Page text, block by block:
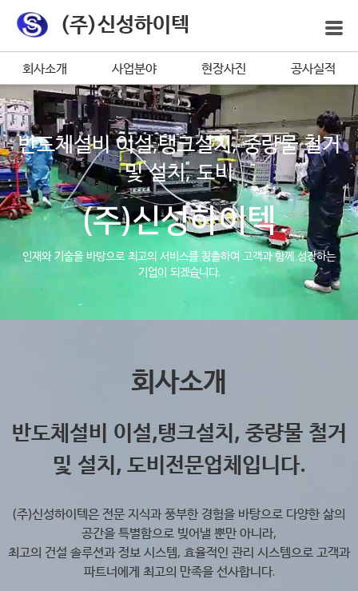
(주)신성하이텍
회사소개 사업분야 현장사진 공사실적
반도체설비 이설,탱크설치, 중량물 철거
및 설치, 도비
(주)신성하이텍
인재와 기술을 바탕으로 최고의 서비스를 창출하여 고객과 함께 성장하는
기업이 되겠습니다.
회사소개
반도체설비 이설,탱크설치, 중량물 철거
및 설치, 도비전문업체입니다.
(주)신성하이텍은 전문 지식과 풍부한 경험을 바탕으로 다양한 삶의
공간을 특별함으로 빚어낼 뿐만 아니라,
최고의 건설 솔루션과 정보 시스템, 효율적인 관리 시스템으로 고객과
파트너에게 최고의 만족을 선사합니다.